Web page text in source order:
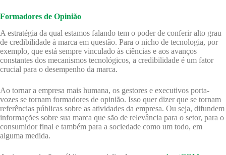
Formadores de Opinião
A estratégia da qual estamos falando tem o poder de conferir alto grau
de credibilidade à marca em questão. Para o nicho de tecnologia, por
exemplo, que está sempre vinculado às ciências e aos avanços
constantes dos mecanismos tecnológicos, a credibilidade é um fator
crucial para o desempenho da marca.
Ao tornar a empresa mais humana, os gestores e executivos porta-
vozes se tornam formadores de opinião. Isso quer dizer que se tornam
referências públicas sobre as atividades da empresa. Ou seja, difundem
informações sobre sua marca que são de relevância para o setor, para o
consumidor final e também para a sociedade como um todo, em
alguma medida.